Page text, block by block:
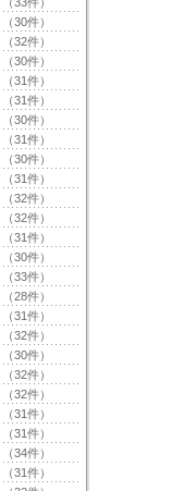
（30件）
（32件）
（30件）
（31件）
（31件）
（30件）
（31件）
（30件）
（31件）
（32件）
（32件）
（31件）
（30件）
（33件）
（28件）
（31件）
（32件）
（30件）
（32件）
（32件）
（31件）
（31件）
（34件）
（31件）